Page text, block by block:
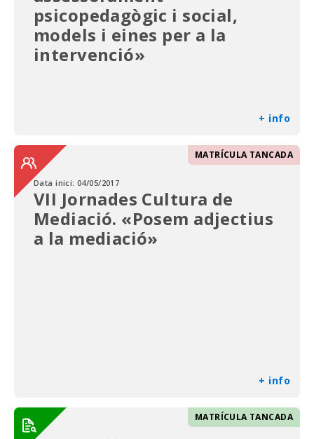
psicopedagògic i social,
models i eines per a la
intervenció»
+ info
MATRÍCULA TANCADA
Data inici:04/05/2017
VII Jornades Cultura de
Mediació. «Posem adjectius
a la mediació»
+ info
MATRÍCULA TANCADA